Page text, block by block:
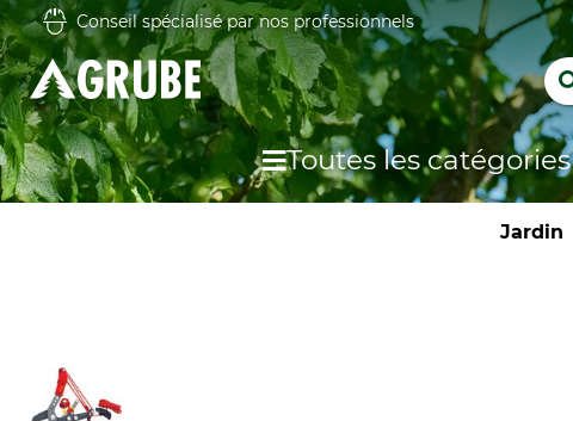
Conseil spécialisé par nos professionnels
Toutes les catégories
Jardin